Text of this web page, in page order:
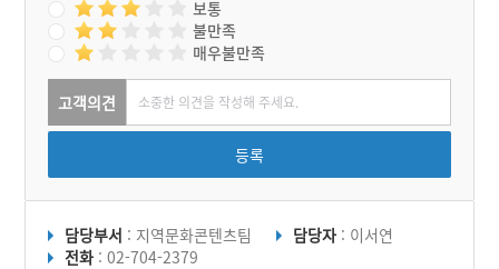
보통
불만족
매우불만족
고객의견
등록
담당부서 : 지역문화콘텐츠팀 담당자 : 이서연
전화 : 02-704-2379